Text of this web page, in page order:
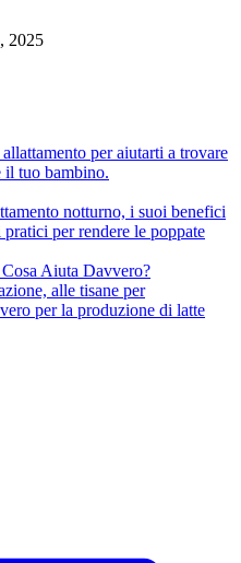
2025
per aiutarti a trovare
il tuo bambino.
notturno, i suoi benefici
per rendere le poppate
Aiuta Davvero?
alle tisane per
per la produzione di latte